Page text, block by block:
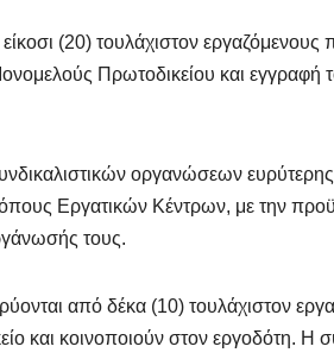
(20) τουλάχιστον
Πρωτοδικείου και εγγραφή
οργανώσεων
Εργατικών Κέντρων, με την
τους.
από δέκα (10) τουλάχιστον
και κοινοποιούν στον εργοδότη. Η